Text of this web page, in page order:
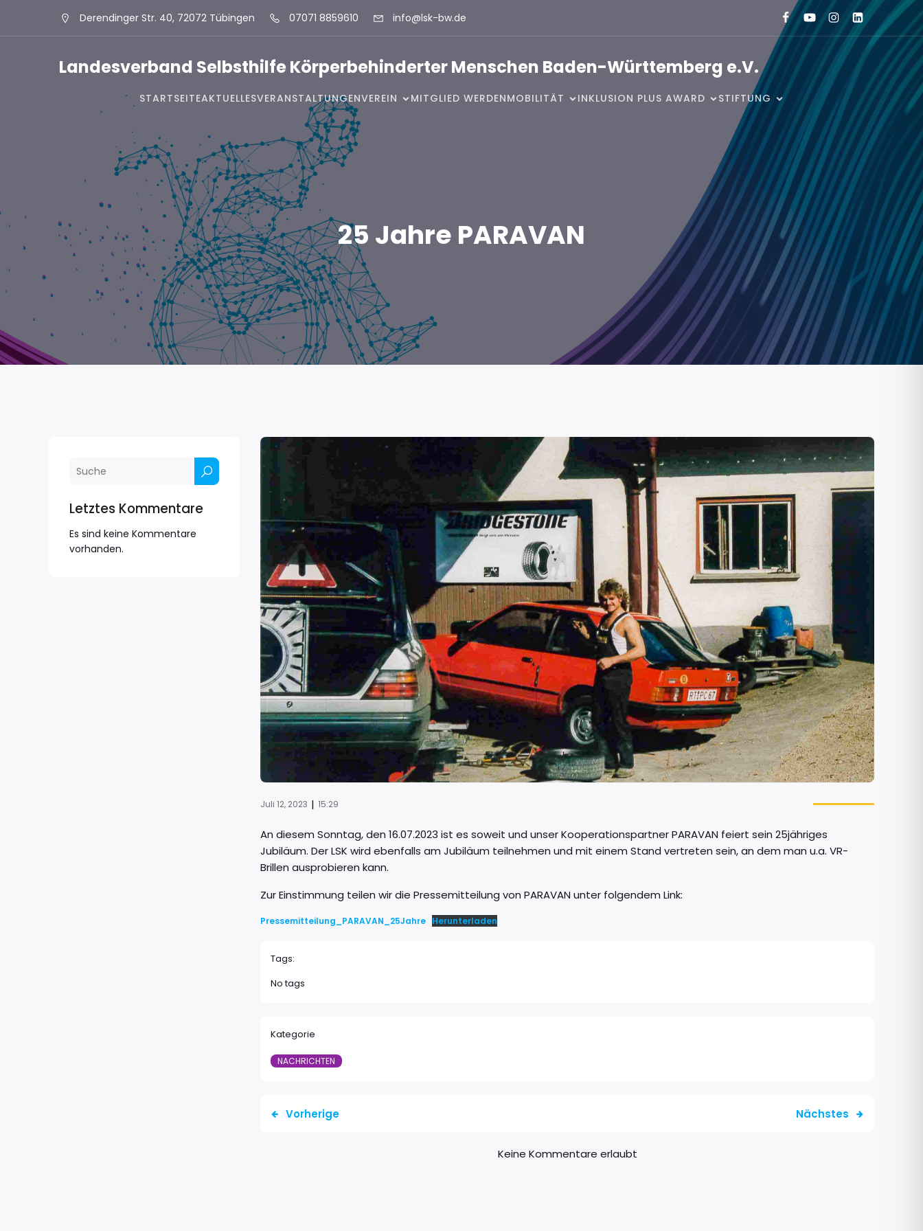
Derendinger Str. 40, 72072 Tübingen 07071 8859610 info@lsk-bw.de
Landesverband Selbsthilfe Körperbehinderter Menschen Baden-Württemberg e.V.
STARTSEITEAKTUELLESVERANSTALTUNGENVEREIN MITGLIED WERDENMOBILITÄT INKLUSION PLUS AWARD STIFTUNG
25 Jahre PARAVAN
Letztes Kommentare
Es sind keine Kommentare
vorhanden.
Juli 12, 2023 | 15:29
An diesem Sonntag, den 16.07.2023 ist es soweit und unser Kooperationspartner PARAVAN feiert sein 25jähriges
Jubiläum. Der LSK wird ebenfalls am Jubiläum teilnehmen und mit einem Stand vertreten sein, an dem man u.a. VR-
Brillen ausprobieren kann.
Zur Einstimmung teilen wir die Pressemitteilung von PARAVAN unter folgendem Link:
Pressemitteilung_PARAVAN_25Jahre Herunterladen
Tags:
No tags
Kategorie
NACHRICHTEN
Vorherige Nächstes
Keine Kommentare erlaubt